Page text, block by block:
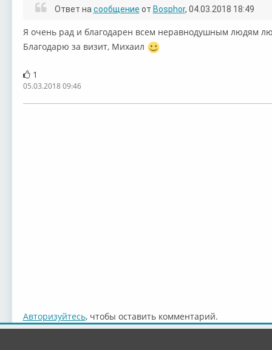
Ответ на сообщение от Bosphor, 04.03.2018 18:49
⁣Я очень рад и благодарен всем неравнодушным людям
⁣Благодарю за визит, Михаил
1
05.03.2018 09:46
Авторизуйтесь, чтобы оставить комментарий.